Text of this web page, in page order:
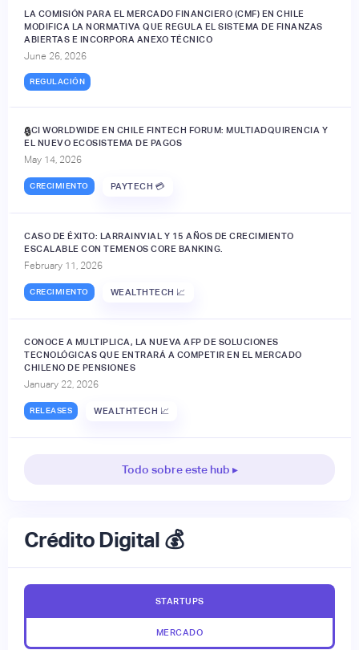
LA COMISIÓN PARA EL MERCADO FINANCIERO (CMF) EN CHILE
MODIFICA LA NORMATIVA QUE REGULA EL SISTEMA DE FINANZAS
ABIERTAS E INCORPORA ANEXO TÉCNICO
June 26, 2026
REGULACIÓN
ACI WORLDWIDE EN CHILE FINTECH FORUM: MULTIADQUIRENCIA Y
EL NUEVO ECOSISTEMA DE PAGOS
May 14, 2026
CRECIMIENTO PAYTECH 💳
🔒
CASO DE ÉXITO: LARRAINVIAL Y 15 AÑOS DE CRECIMIENTO
ESCALABLE CON TEMENOS CORE BANKING.
February 11, 2026
CRECIMIENTO WEALTHTECH 📈
CONOCE A MULTIPLICA, LA NUEVA AFP DE SOLUCIONES
TECNOLÓGICAS QUE ENTRARÁ A COMPETIR EN EL MERCADO
CHILENO DE PENSIONES
January 22, 2026
RELEASES WEALTHTECH 📈
Todo sobre este hub ▸
Crédito Digital 💰
STARTUPS
MERCADO